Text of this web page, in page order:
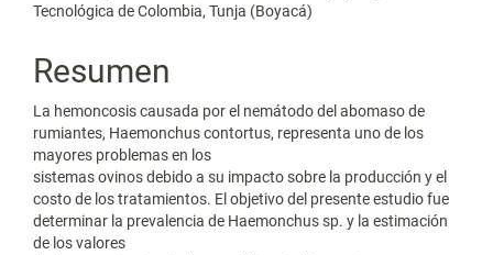
Tecnológica de Colombia, Tunja (Boyacá)
Resumen
La hemoncosis causada por el nemátodo del abomaso de
rumiantes, Haemonchus contortus, representa uno de los
mayores problemas en los
sistemas ovinos debido a su impacto sobre la producción y el
costo de los tratamientos. El objetivo del presente estudio fue
determinar la prevalencia de Haemonchus sp. y la estimación
de los valores